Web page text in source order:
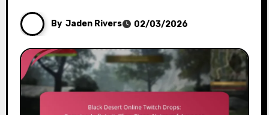
By Jaden Rivers 02/03/2026